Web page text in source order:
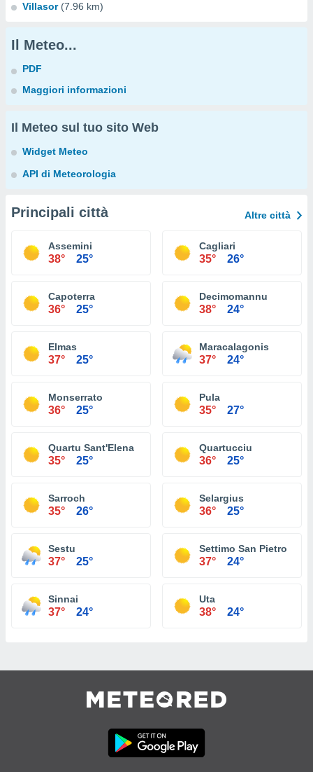
Villasor (7.96 km)
Il Meteo...
PDF
Maggiori informazioni
Il Meteo sul tuo sito Web
Widget Meteo
API di Meteorologia
Principali città Altre città
Assemini
38° 25°
Cagliari
35° 26°
Capoterra
36° 25°
Decimomannu
38° 24°
Elmas
37° 25°
Maracalagonis
37° 24°
Monserrato
36° 25°
Pula
35° 27°
Quartu Sant'Elena
35° 25°
Quartucciu
36° 25°
Sarroch
35° 26°
Selargius
36° 25°
Sestu
37° 25°
Settimo San Pietro
37° 24°
Sinnai
37° 24°
Uta
38° 24°